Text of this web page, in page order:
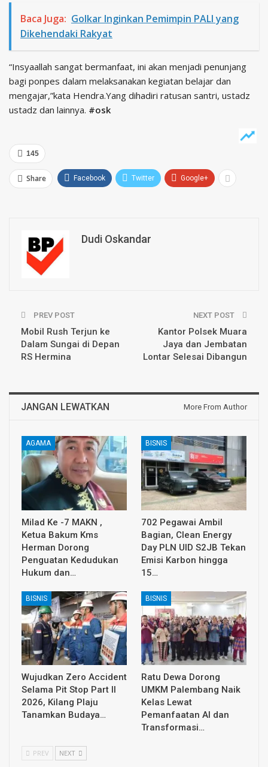
Baca Juga: Golkar Inginkan Pemimpin PALI yang
Dikehendaki Rakyat
“Insyaallah sangat bermanfaat, ini akan menjadi penunjang
bagi ponpes dalam melaksanakan kegiatan belajar dan
mengajar,”kata Hendra.Yang dihadiri ratusan santri, ustadz
ustadz dan lainnya. #osk
145
Share Facebook Twitter Google+
Dudi Oskandar
PREV POST
Mobil Rush Terjun ke
Dalam Sungai di Depan
RS Hermina
NEXT POST
Kantor Polsek Muara
Jaya dan Jembatan
Lontar Selesai Dibangun
JANGAN LEWATKAN More From Author
AGAMA
Milad Ke -7 MAKN ,
Ketua Bakum Kms
Herman Dorong
Penguatan Kedudukan
Hukum dan…
BISNIS
702 Pegawai Ambil
Bagian, Clean Energy
Day PLN UID S2JB Tekan
Emisi Karbon hingga
15…
BISNIS
Wujudkan Zero Accident
Selama Pit Stop Part II
2026, Kilang Plaju
Tanamkan Budaya…
BISNIS
Ratu Dewa Dorong
UMKM Palembang Naik
Kelas Lewat
Pemanfaatan AI dan
Transformasi…
PREV NEXT